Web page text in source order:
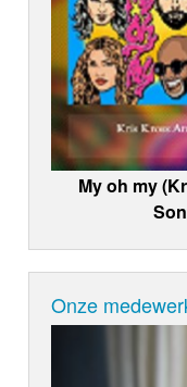
My oh my
Onze